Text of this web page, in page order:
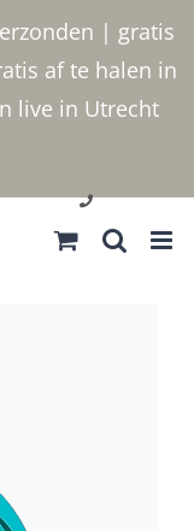
| gratis
af te halen in
live in Utrecht
030 2400000